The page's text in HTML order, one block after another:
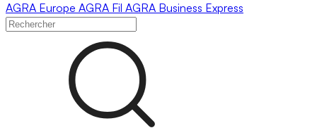
AGRA Europe AGRA Fil AGRA Business Express